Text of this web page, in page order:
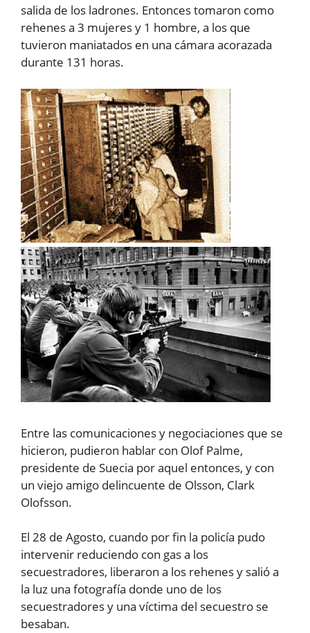
salida de los ladrones. Entonces tomaron como
rehenes a 3 mujeres y 1 hombre, a los que
tuvieron maniatados en una cámara acorazada
durante 131 horas.
Entre las comunicaciones y negociaciones que se
hicieron, pudieron hablar con Olof Palme,
presidente de Suecia por aquel entonces, y con
un viejo amigo delincuente de Olsson, Clark
Olofsson.
El 28 de Agosto, cuando por fin la policía pudo
intervenir reduciendo con gas a los
secuestradores, liberaron a los rehenes y salió a
la luz una fotografía donde uno de los
secuestradores y una víctima del secuestro se
besaban.